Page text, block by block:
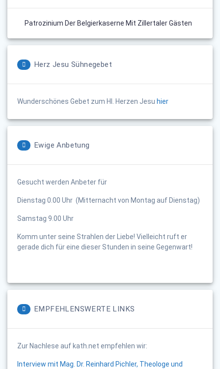
Patrozinium Der Belgierkaserne Mit Zillertaler Gästen
Herz Jesu Sühnegebet
Wunderschönes Gebet zum Hl. Herzen Jesu hier
Ewige Anbetung
Gesucht werden Anbeter für
Dienstag 0.00 Uhr (Mitternacht von Montag auf Dienstag)
Samstag 9.00 Uhr
Komm unter seine Strahlen der Liebe! Vielleicht ruft er
gerade dich für eine dieser Stunden in seine Gegenwart!
EMPFEHLENSWERTE LINKS
Zur Nachlese auf kath.net empfehlen wir:
Interview mit Mag. Dr. Reinhard Pichler, Theologe und